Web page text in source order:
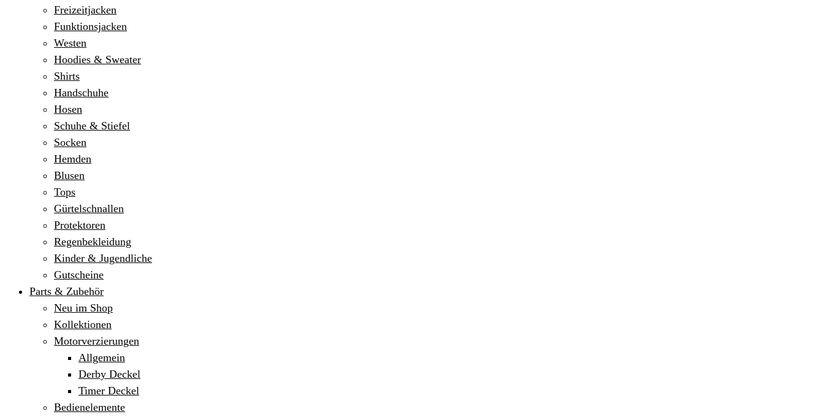
Freizeitjacken
Funktionsjacken
Westen
Hoodies & Sweater
Shirts
Handschuhe
Hosen
Schuhe & Stiefel
Socken
Hemden
Blusen
Tops
Gürtelschnallen
Protektoren
Regenbekleidung
Kinder & Jugendliche
Gutscheine
Parts & Zubehör
Neu im Shop
Kollektionen
Motorverzierungen
Allgemein
Derby Deckel
Timer Deckel
Bedienelemente